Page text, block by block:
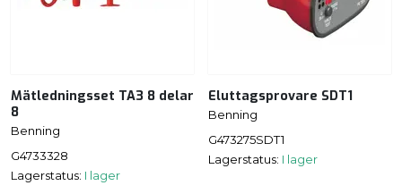
Mätledningsset TA3 8 delar
8
Benning
G4733328
Lagerstatus: I lager
Eluttagsprovare SDT1
Benning
G473275SDT1
Lagerstatus: I lager